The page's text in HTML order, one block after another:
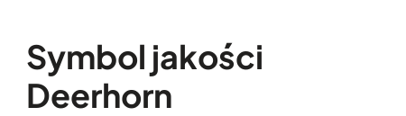
Symbol jakości
Deerhorn